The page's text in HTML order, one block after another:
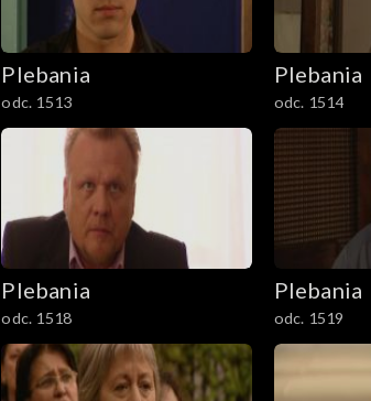
Plebania
odc. 1513
Plebania
odc. 1514
Plebania
odc. 1518
Plebania
odc. 1519